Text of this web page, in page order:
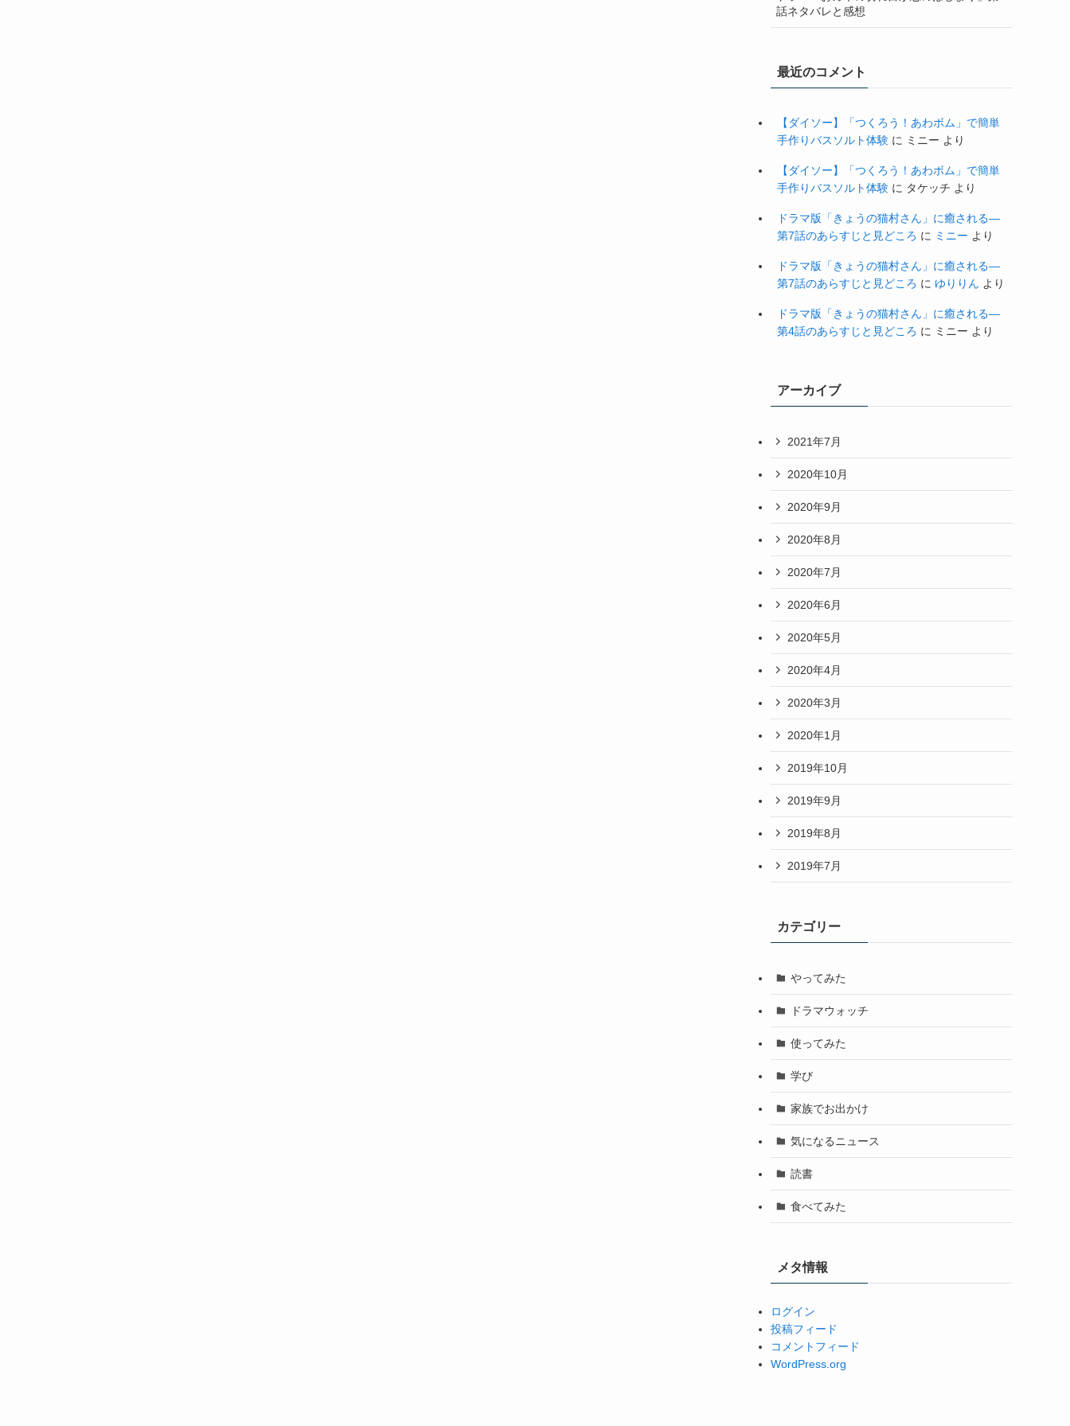
話ネタバレと感想
最近のコメント
【ダイソー】「つくろう！あわボム」で簡単
手作りバスソルト体験 に ミニー より
【ダイソー】「つくろう！あわボム」で簡単
手作りバスソルト体験 に タケッチ より
ドラマ版「きょうの猫村さん」に癒される―
第7話のあらすじと見どころ に ミニー より
ドラマ版「きょうの猫村さん」に癒される―
第7話のあらすじと見どころ に ゆりりん より
ドラマ版「きょうの猫村さん」に癒される―
第4話のあらすじと見どころ に ミニー より
アーカイブ
2021年7月
2020年10月
2020年9月
2020年8月
2020年7月
2020年6月
2020年5月
2020年4月
2020年3月
2020年1月
2019年10月
2019年9月
2019年8月
2019年7月
カテゴリー
やってみた
ドラマウォッチ
使ってみた
学び
家族でお出かけ
気になるニュース
読書
食べてみた
メタ情報
ログイン
投稿フィード
コメントフィード
WordPress.org